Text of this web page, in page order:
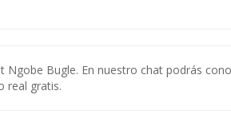
Ngobe Bugle. En nuestro chat podrás
real gratis.